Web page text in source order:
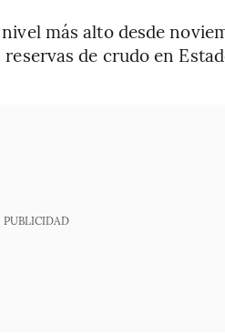
más alto desde
de crudo en
PUBLICIDAD